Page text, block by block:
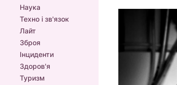
Наука
Техно і зв'язок
Лайт
Зброя
Інциденти
Здоров'я
Туризм